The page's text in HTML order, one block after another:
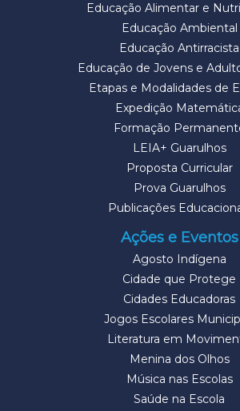
Educação Alimentar e
Educação Ambiental
Educação Antirracista
Educação de Jovens e
Etapas e Modalidades de
Expedição
Formação
LEIA+ Guarulhos
Proposta Curricular
Prova Guarulhos
Publicações
Ações e Eventos
Agosto Indígena
Cidade que Protege
Cidades Educadoras
Jogos Escolares
Literatura em
Menina dos Olhos
Música nas Escolas
Saúde na Escola